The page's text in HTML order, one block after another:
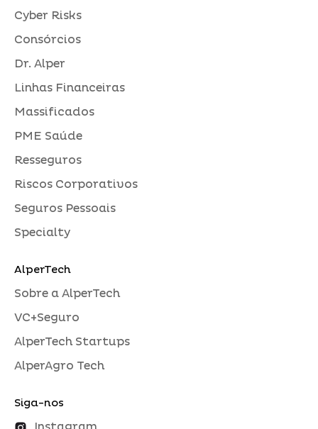
Cyber Risks
Consórcios
Dr. Alper
Linhas Financeiras
Massificados
PME Saúde
Resseguros
Riscos Corporativos
Seguros Pessoais
Specialty
AlperTech
Sobre a AlperTech
VC+Seguro
AlperTech Startups
AlperAgro Tech
Siga-nos